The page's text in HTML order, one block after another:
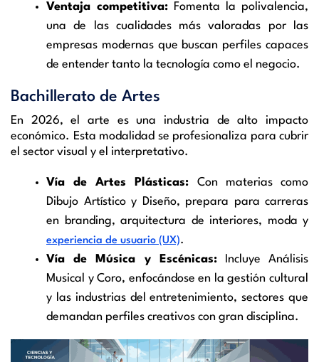
Ventaja competitiva: Fomenta la polivalencia,
una de las cualidades más valoradas por las
empresas modernas que buscan perfiles capaces
de entender tanto la tecnología como el negocio.
Bachillerato de Artes
En 2026, el arte es una industria de alto impacto
económico. Esta modalidad se profesionaliza para cubrir
el sector visual y el interpretativo.
Vía de Artes Plásticas: Con materias como
Dibujo Artístico y Diseño, prepara para carreras
en branding, arquitectura de interiores, moda y
experiencia de usuario (UX).
Vía de Música y Escénicas:Incluye Análisis
Musical y Coro, enfocándose en la gestión cultural
y las industrias del entretenimiento, sectores que
demandan perfiles creativos con gran disciplina.